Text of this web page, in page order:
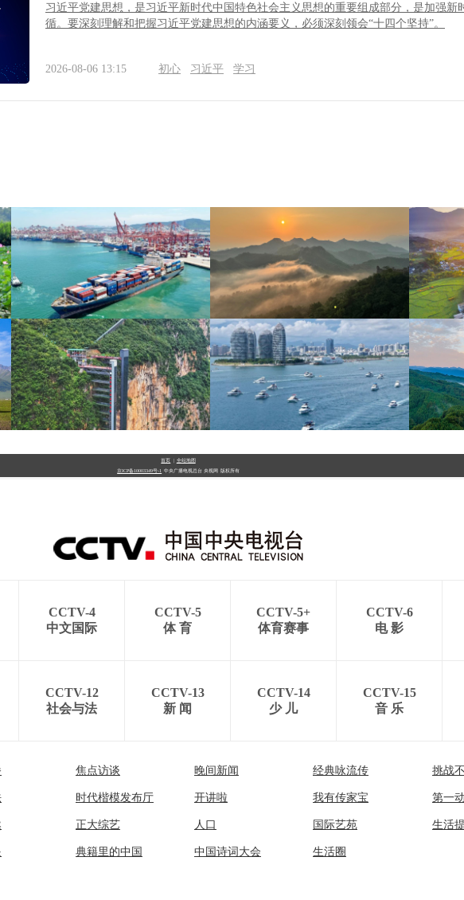
习近平党建思想，是习近平新时代中国特色社会主义思想的重要组成部分，是加强新
循。要深刻理解和把握习近平党建思想的内涵要义，必须深刻领会“十四个坚持”。
2026-08-06 13:15 初心 习近平 学习
青岛港今年新辟16条国际
航线
河北承德：金山岭长城日
出云海翻涌
安徽
稻田
首页 全站地图
京ICP备10003349号-1 中央广播电视总台 央视网 版权所有
CCTV-4
中文国际
CCTV-5
体 育
CCTV-5+
体育赛事
CCTV-6
电 影
CCTV-12
社会与法
CCTV-13
新 闻
CCTV-14
少 儿
CCTV-15
音 乐
焦点访谈 晚间新闻 经典咏流传 挑战
时代楷模发布厅 开讲啦 我有传家宝 第一
正大综艺 人口 国际艺苑 生活
典籍里的中国 中国诗词大会 生活圈